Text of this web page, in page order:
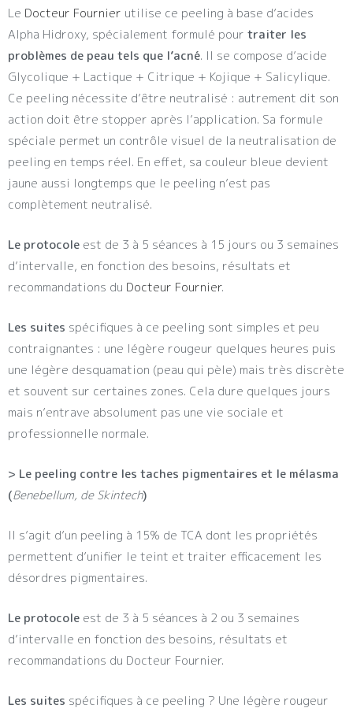
Le Docteur Fournier utilise ce peeling à base d’acides
Alpha Hidroxy, spécialement formulé pour traiter les
problèmes de peau tels que l’acné. Il se compose d’acide
Glycolique + Lactique + Citrique + Kojique + Salicylique.
Ce peeling nécessite d’être neutralisé : autrement dit son
action doit être stopper après l’application. Sa formule
spéciale permet un contrôle visuel de la neutralisation de
peeling en temps réel. En effet, sa couleur bleue devient
jaune aussi longtemps que le peeling n’est pas
complètement neutralisé.
Le protocole est de 3 à 5 séances à 15 jours ou 3 semaines
d’intervalle, en fonction des besoins, résultats et
recommandations du Docteur Fournier.
Les suites spécifiques à ce peeling sont simples et peu
contraignantes : une légère rougeur quelques heures puis
une légère desquamation (peau qui pèle) mais très discrète
et souvent sur certaines zones. Cela dure quelques jours
mais n’entrave absolument pas une vie sociale et
professionnelle normale.
> Le peeling contre les taches pigmentaires et le mélasma
(Benebellum, de Skintech)
Il s’agit d’un peeling à 15% de TCA dont les propriétés
permettent d’unifier le teint et traiter efficacement les
désordres pigmentaires.
Le protocole est de 3 à 5 séances à 2 ou 3 semaines
d’intervalle en fonction des besoins, résultats et
recommandations du Docteur Fournier.
Les suites spécifiques à ce peeling ? Une légère rougeur